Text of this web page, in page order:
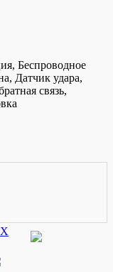
Беспроводное
Датчик удара,
связь,